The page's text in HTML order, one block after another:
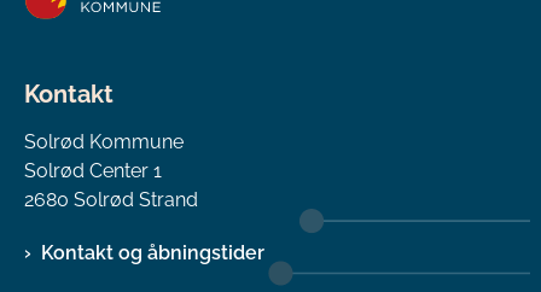
Kontakt
Solrød Kommune
Solrød Center 1
2680 Solrød Strand
Kontakt og åbningstider